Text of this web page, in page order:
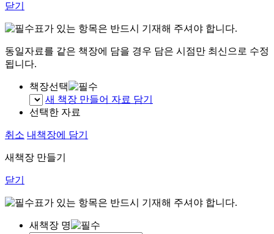
닫기
표가 있는 항목은 반드시 기재해 주셔야 합니다.
동일자료를 같은 책장에 담을 경우 담은 시점만 최신으로 수정
됩니다.
책장선택
새 책장 만들어 자료 담기
선택한 자료
취소 내책장에 담기
새책장 만들기
닫기
표가 있는 항목은 반드시 기재해 주셔야 합니다.
새책장 명